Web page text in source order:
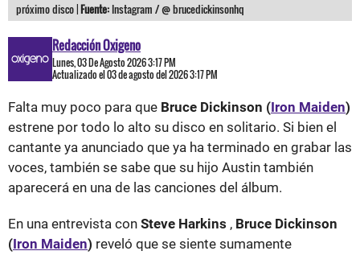
próximo disco |Fuente: Instagram / @ brucedickinsonhq
Redacción Oxigeno
Lunes, 03 De Agosto 2026 3:17 PM
Actualizado el 03 de agosto del 2026 3:17 PM
Falta muy poco para que Bruce Dickinson (Iron Maiden)
estrene por todo lo alto su disco en solitario. Si bien el
cantante ya anunciado que ya ha terminado en grabar las
voces, también se sabe que su hijo Austin también
aparecerá en una de las canciones del álbum.
En una entrevista con Steve Harkins , Bruce Dickinson
(Iron Maiden) reveló que se siente sumamente